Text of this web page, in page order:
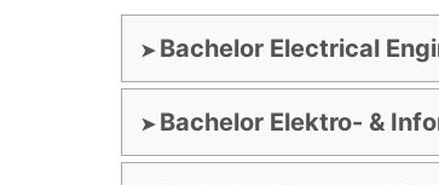
Bachelor Electrical
Bachelor Elektro- &